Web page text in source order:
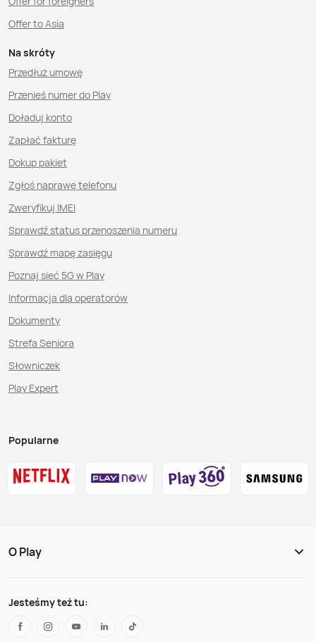
Offer to Asia
Na skróty
Przedłuż umowę
Przenieś numer do Play
Doładuj konto
Zapłać fakturę
Dokup pakiet
Zgłoś naprawę telefonu
Zweryfikuj IMEI
Sprawdź status przenoszenia numeru
Sprawdź mapę zasięgu
Poznaj sieć 5G w Play
Informacja dla operatorów
Dokumenty
Strefa Seniora
Słowniczek
Play Expert
Popularne
O Play
Jesteśmy też tu: